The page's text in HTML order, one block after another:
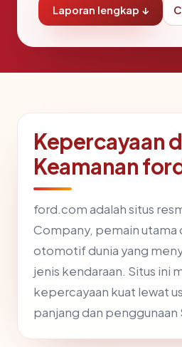
Laporan lengkap ↓
Kepercayaan
Keamanan
ford.com adalah situs
Company, pemain utama
otomotif dunia yang
jenis kendaraan. Situs ini
kepercayaan kuat lewat
panjang dan penggunaan